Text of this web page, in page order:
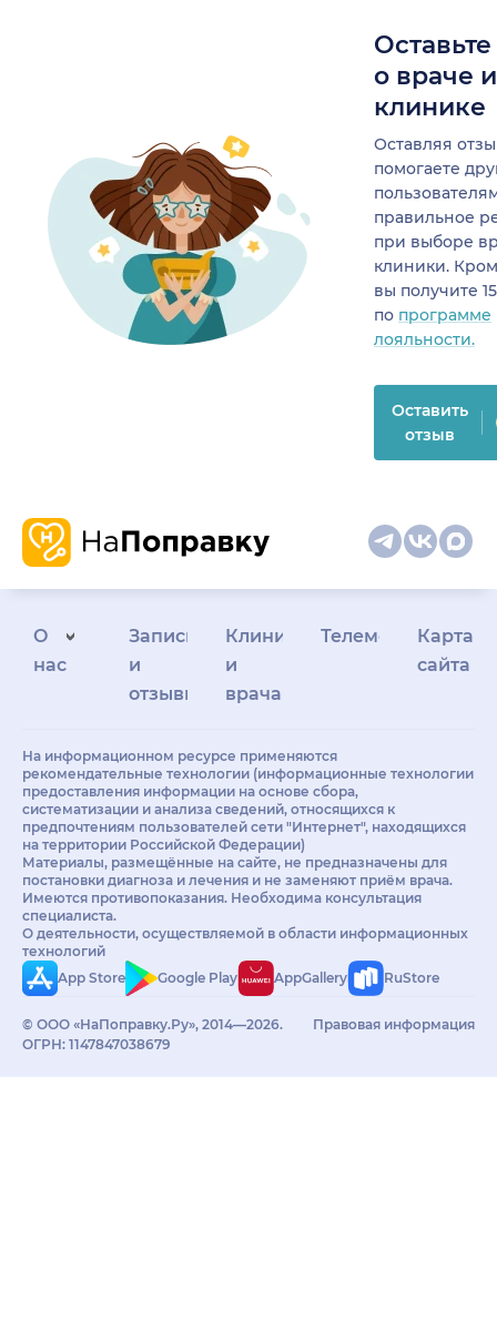
о враче
клинике
Оставляя
помогаете
правильное
при выборе
клиники.
вы получите
по программе
лояльности.
Оставить
отзыв
О
нас
Запись
и
отзывы
Клиникам
и
врачам
Телемедицина
Карта
сайта
На информационном ресурсе применяются
рекомендательные технологии (информационные технологии
предоставления информации на основе сбора,
систематизации и анализа сведений, относящихся к
предпочтениям пользователей сети "Интернет", находящихся
на территории Российской Федерации)
Материалы, размещённые на сайте, не предназначены для
постановки диагноза и лечения и не заменяют приём врача.
Имеются противопоказания. Необходима консультация
специалиста.
О деятельности, осуществляемой в области информационных
технологий
App Store
Google Play AppGallery RuStore
© ООО «НаПоправку.Ру», 2014—2026.
ОГРН: 1147847038679
Правовая информация